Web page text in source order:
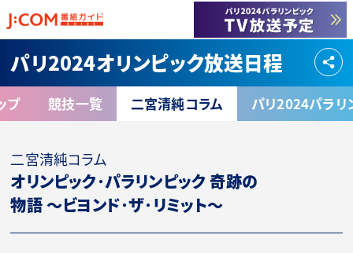
パリ2024オリンピック放送日程
プ 競技一覧 二宮清純コラム パリ2024パラリ
二宮清純コラム
オリンピック･パラリンピック 奇跡の
物語 ～ビヨンド･ザ･リミット～